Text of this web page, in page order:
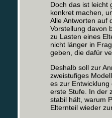
Doch das ist leicht
konkret machen,
Alle Antworten auf
Vorstellung davon
zu Lasten eines
nicht länger in
geben, die dafür
Deshalb soll zur
zweistufiges
es zur
erste Stufe. In der
stabil hält, warum
Elternteil wieder